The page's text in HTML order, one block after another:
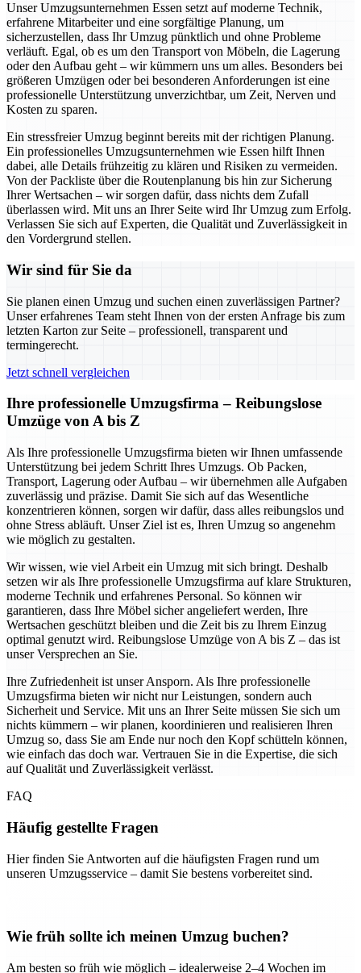
Unser Umzugsunternehmen Essen setzt auf moderne Technik,
erfahrene Mitarbeiter und eine sorgfältige Planung, um
sicherzustellen, dass Ihr Umzug pünktlich und ohne Probleme
verläuft. Egal, ob es um den Transport von Möbeln, die Lagerung
oder den Aufbau geht – wir kümmern uns um alles. Besonders bei
größeren Umzügen oder bei besonderen Anforderungen ist eine
professionelle Unterstützung unverzichtbar, um Zeit, Nerven und
Kosten zu sparen.
Ein stressfreier Umzug beginnt bereits mit der richtigen Planung.
Ein professionelles Umzugsunternehmen wie Essen hilft Ihnen
dabei, alle Details frühzeitig zu klären und Risiken zu vermeiden.
Von der Packliste über die Routenplanung bis hin zur Sicherung
Ihrer Wertsachen – wir sorgen dafür, dass nichts dem Zufall
überlassen wird. Mit uns an Ihrer Seite wird Ihr Umzug zum Erfolg.
Verlassen Sie sich auf Experten, die Qualität und Zuverlässigkeit in
den Vordergrund stellen.
Wir sind für Sie da
Sie planen einen Umzug und suchen einen zuverlässigen Partner?
Unser erfahrenes Team steht Ihnen von der ersten Anfrage bis zum
letzten Karton zur Seite – professionell, transparent und
termingerecht.
Jetzt schnell vergleichen
Ihre professionelle Umzugsfirma – Reibungslose
Umzüge von A bis Z
Als Ihre professionelle Umzugsfirma bieten wir Ihnen umfassende
Unterstützung bei jedem Schritt Ihres Umzugs. Ob Packen,
Transport, Lagerung oder Aufbau – wir übernehmen alle Aufgaben
zuverlässig und präzise. Damit Sie sich auf das Wesentliche
konzentrieren können, sorgen wir dafür, dass alles reibungslos und
ohne Stress abläuft. Unser Ziel ist es, Ihren Umzug so angenehm
wie möglich zu gestalten.
Wir wissen, wie viel Arbeit ein Umzug mit sich bringt. Deshalb
setzen wir als Ihre professionelle Umzugsfirma auf klare Strukturen,
moderne Technik und erfahrenes Personal. So können wir
garantieren, dass Ihre Möbel sicher angeliefert werden, Ihre
Wertsachen geschützt bleiben und die Zeit bis zu Ihrem Einzug
optimal genutzt wird. Reibungslose Umzüge von A bis Z – das ist
unser Versprechen an Sie.
Ihre Zufriedenheit ist unser Ansporn. Als Ihre professionelle
Umzugsfirma bieten wir nicht nur Leistungen, sondern auch
Sicherheit und Service. Mit uns an Ihrer Seite müssen Sie sich um
nichts kümmern – wir planen, koordinieren und realisieren Ihren
Umzug so, dass Sie am Ende nur noch den Kopf schütteln können,
wie einfach das doch war. Vertrauen Sie in die Expertise, die sich
auf Qualität und Zuverlässigkeit verlässt.
FAQ
Häufig gestellte Fragen
Hier finden Sie Antworten auf die häufigsten Fragen rund um
unseren Umzugsservice – damit Sie bestens vorbereitet sind.
Wie früh sollte ich meinen Umzug buchen?
Am besten so früh wie möglich – idealerweise 2–4 Wochen im